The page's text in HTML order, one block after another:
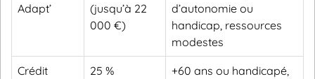
Adapt’
(jusqu’à 22
000 €)
d’autonomie ou
handicap, ressources
modestes
Crédit
25 %
+60 ans ou handicapé,